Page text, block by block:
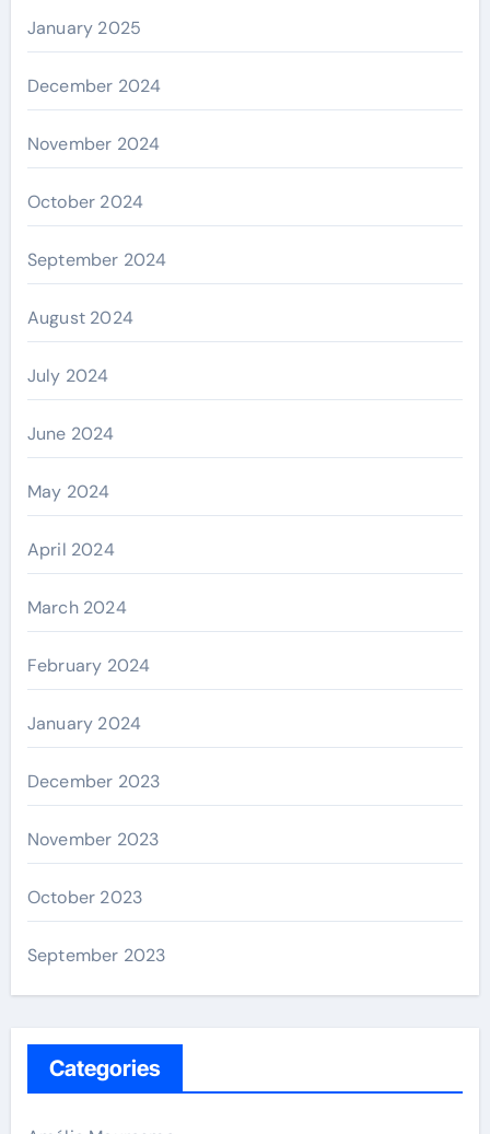
January 2025
December 2024
November 2024
October 2024
September 2024
August 2024
July 2024
June 2024
May 2024
April 2024
March 2024
February 2024
January 2024
December 2023
November 2023
October 2023
September 2023
Categories